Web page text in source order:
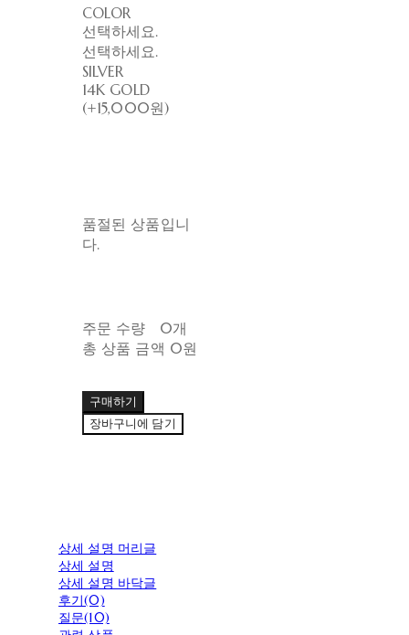
COLOR
선택하세요.
선택하세요.
SILVER
14K GOLD
(+15,000원)
품절된 상품입니
다.
주문 수량
0개
총 상품 금액 0원
구매하기
장바구니에 담기
상세 설명 머리글
상세 설명
상세 설명 바닥글
후기(0)
질문(10)